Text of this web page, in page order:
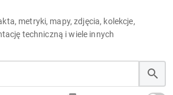
metryki, mapy, zdjęcia, kolekcje,
techniczną i wiele innych